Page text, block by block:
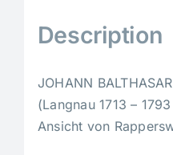
Description
JOHANN
(Langnau 1713 –
Ansicht von